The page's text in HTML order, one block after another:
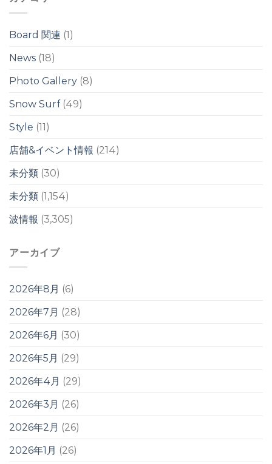
レ
は
は
リ
/
風
ウ
ル
Board 関連 (1)
News (18)
Photo Gallery (8)
Snow Surf(49)
Style (11)
店舗&イベント情報 (214)
未分類 (30)
未分類 (1,154)
波情報 (3,305)
アーカイブ
2026年8月 (6)
2026年7月 (28)
2026年6月 (30)
2026年5月 (29)
2026年4月 (29)
2026年3月 (26)
2026年2月 (26)
2026年1月 (26)